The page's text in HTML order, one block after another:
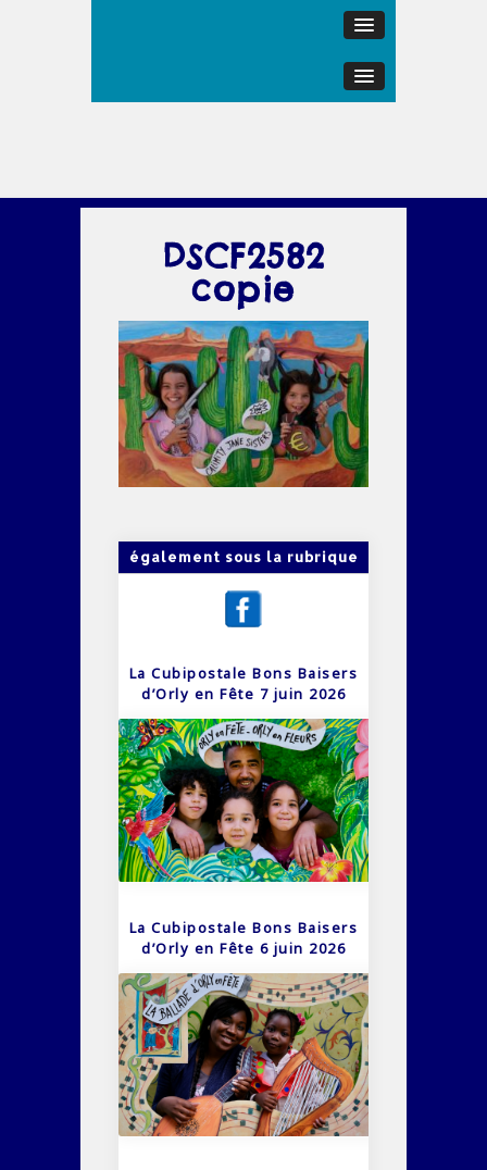
DSCF2582
copie
également sous la rubrique
La Cubipostale Bons Baisers
d’Orly en Fête 7 juin 2026
La Cubipostale Bons Baisers
d’Orly en Fête 6 juin 2026